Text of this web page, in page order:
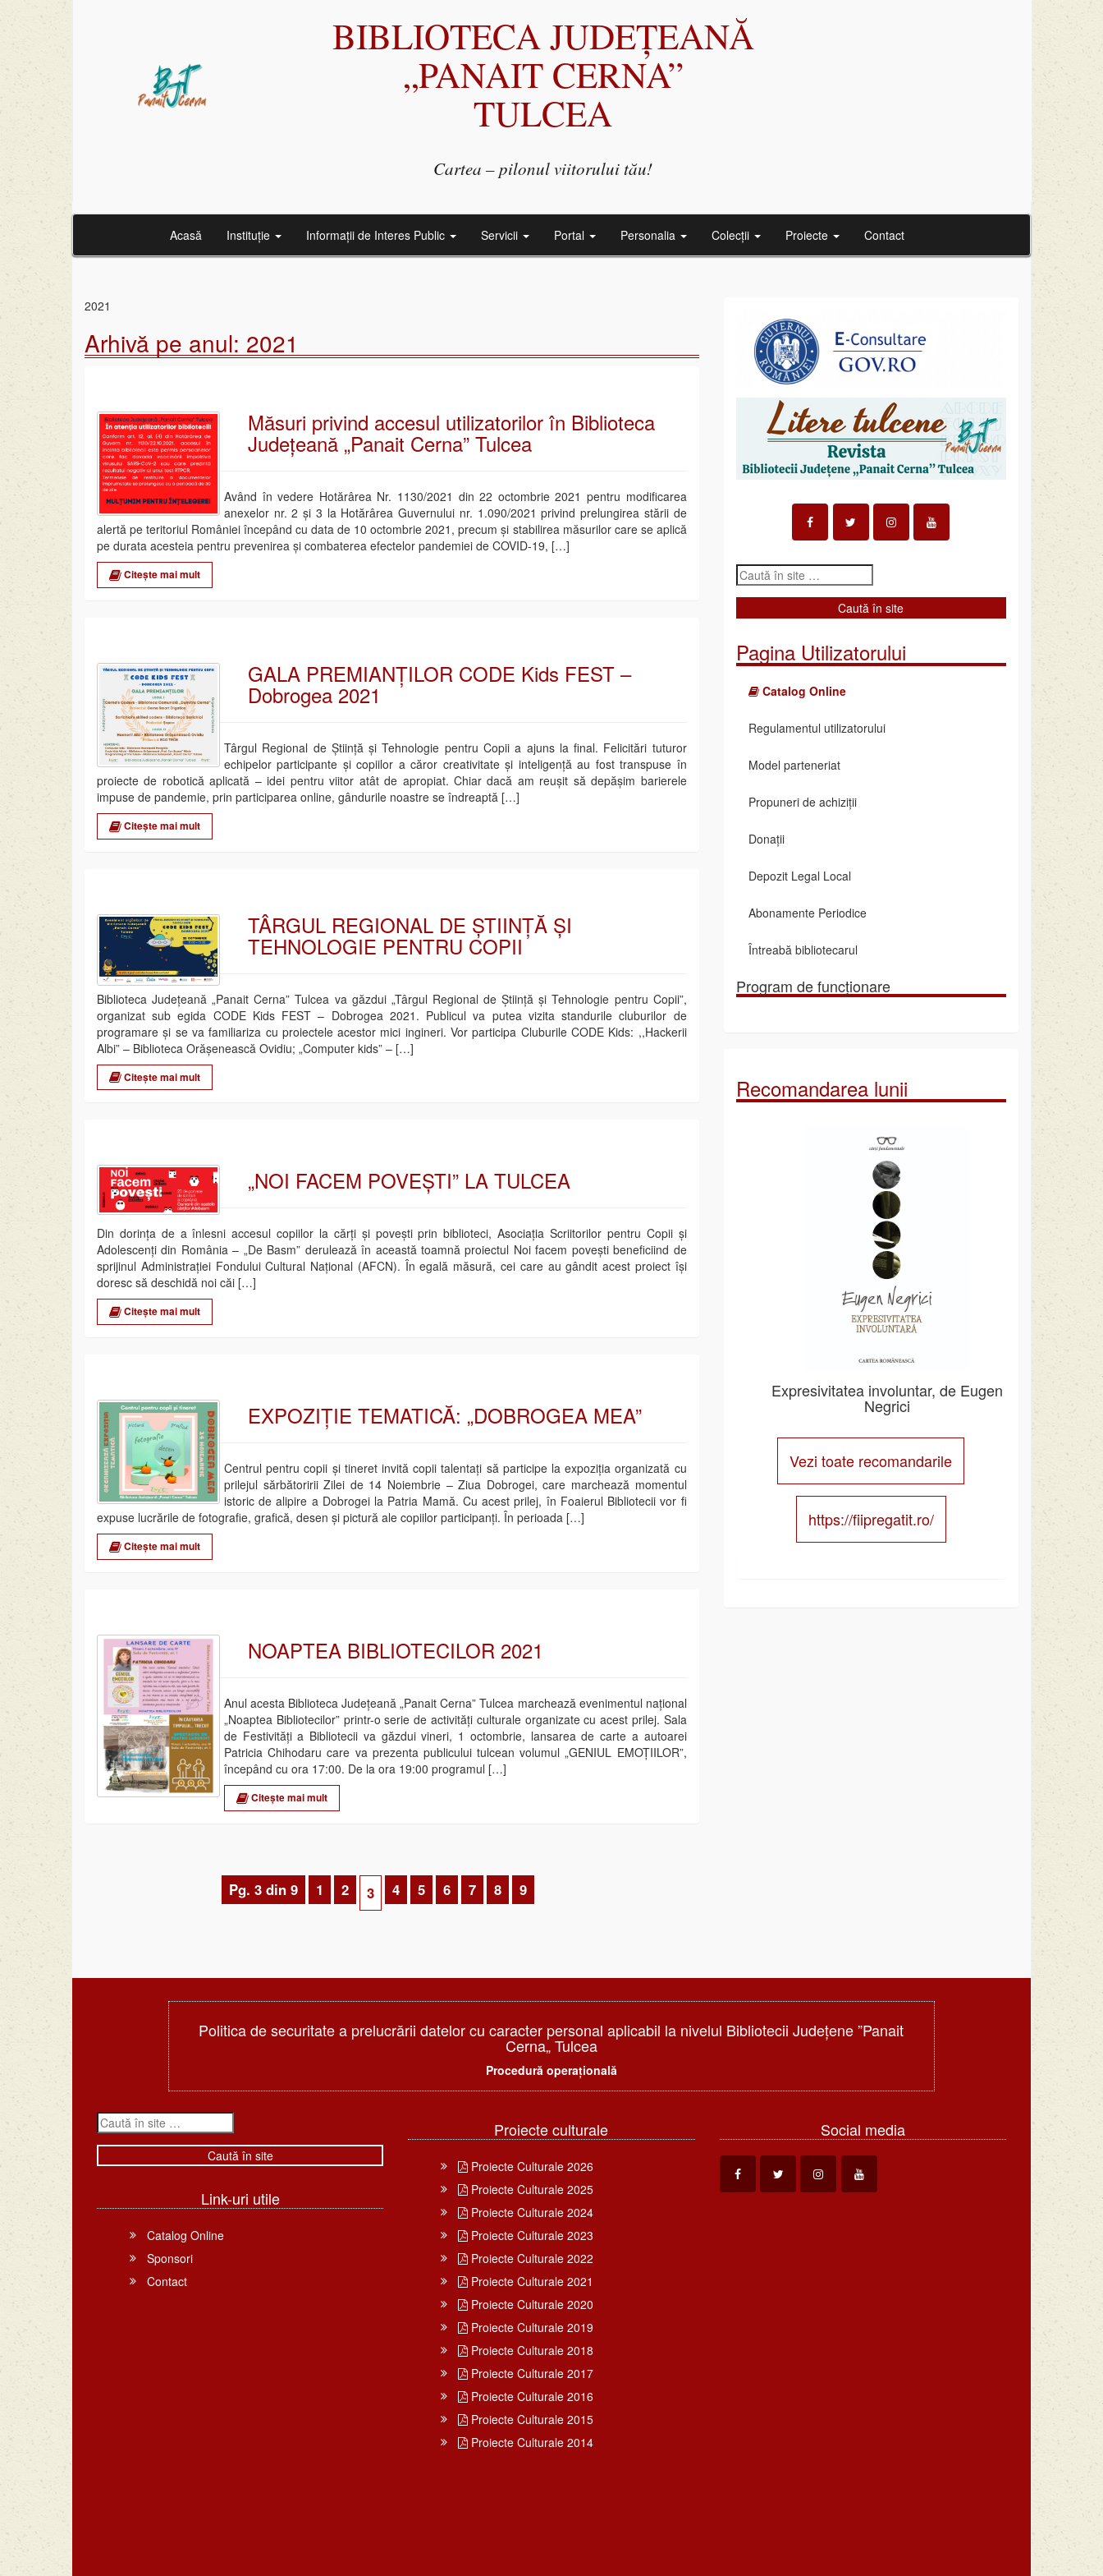
BIBLIOTECA JUDEȚEANĂ
„PANAIT CERNA”
TULCEA
Cartea – pilonul viitorului tău!
Acasă Instituție Informații de Interes Public Servicii Portal Personalia Colecții Proiecte Contact
2021
Arhivă pe anul: 2021
Măsuri privind accesul utilizatorilor în Biblioteca
Județeană „Panait Cerna” Tulcea
Având în vedere Hotărârea Nr. 1130/2021 din 22 octombrie 2021 pentru modificarea
anexelor nr. 2 şi 3 la Hotărârea Guvernului nr. 1.090/2021 privind prelungirea stării de
alertă pe teritoriul României începând cu data de 10 octombrie 2021, precum şi stabilirea măsurilor care se aplică
pe durata acesteia pentru prevenirea şi combaterea efectelor pandemiei de COVID-19, […]
Citește mai mult
GALA PREMIANȚILOR CODE Kids FEST –
Dobrogea 2021
Târgul Regional de Știință și Tehnologie pentru Copii a ajuns la final. Felicitări tuturor
echipelor participante și copiilor a căror creativitate și inteligență au fost transpuse în
proiecte de robotică aplicată – idei pentru viitor atât de apropiat. Chiar dacă am reușit să depășim barierele
impuse de pandemie, prin participarea online, gândurile noastre se îndreaptă […]
Citește mai mult
TÂRGUL REGIONAL DE ȘTIINȚĂ ȘI
TEHNOLOGIE PENTRU COPII
Biblioteca Județeană „Panait Cerna” Tulcea va găzdui „Târgul Regional de Știință și Tehnologie pentru Copii”,
organizat sub egida CODE Kids FEST – Dobrogea 2021. Publicul va putea vizita standurile cluburilor de
programare și se va familiariza cu proiectele acestor mici ingineri. Vor participa Cluburile CODE Kids: ,,Hackerii
Albi” – Biblioteca Orășenească Ovidiu; „Computer kids” – […]
Citește mai mult
„NOI FACEM POVEȘTI” LA TULCEA
Din dorința de a înlesni accesul copiilor la cărți și povești prin biblioteci, Asociația Scriitorilor pentru Copii și
Adolescenți din România – „De Basm” derulează în această toamnă proiectul Noi facem povești beneficiind de
sprijinul Administrației Fondului Cultural Național (AFCN). În egală măsură, cei care au gândit acest proiect își
doresc să deschidă noi căi […]
Citește mai mult
EXPOZIȚIE TEMATICĂ: „DOBROGEA MEA”
Centrul pentru copii și tineret invită copii talentați să participe la expoziția organizată cu
prilejul sărbătoririi Zilei de 14 Noiembrie – Ziua Dobrogei, care marchează momentul
istoric de alipire a Dobrogei la Patria Mamă. Cu acest prilej, în Foaierul Bibliotecii vor fi
expuse lucrările de fotografie, grafică, desen și pictură ale copiilor participanți. În perioada […]
Citește mai mult
NOAPTEA BIBLIOTECILOR 2021
Anul acesta Biblioteca Județeană „Panait Cerna” Tulcea marchează evenimentul național
„Noaptea Bibliotecilor” printr-o serie de activități culturale organizate cu acest prilej. Sala
de Festivități a Bibliotecii va găzdui vineri, 1 octombrie, lansarea de carte a autoarei
Patricia Chihodaru care va prezenta publicului tulcean volumul „GENIUL EMOȚIILOR”,
începând cu ora 17:00. De la ora 19:00 programul […]
Citește mai mult
Pg. 3 din 9 1 2 3 4 5 6 7 8 9
Pagina Utilizatorului
Catalog Online
Regulamentul utilizatorului
Model parteneriat
Propuneri de achiziții
Donații
Depozit Legal Local
Abonamente Periodice
Întreabă bibliotecarul
Program de funcționare
Recomandarea lunii
Expresivitatea involuntar, de Eugen
Negrici
Vezi toate recomandarile
https://fiipregatit.ro/
Politica de securitate a prelucrării datelor cu caracter personal aplicabil la nivelul Bibliotecii Judeţene ”Panait
Cerna„ Tulcea
Procedură operațională
Link-uri utile
Catalog Online
Sponsori
Contact
Proiecte culturale
Proiecte Culturale 2026
Proiecte Culturale 2025
Proiecte Culturale 2024
Proiecte Culturale 2023
Proiecte Culturale 2022
Proiecte Culturale 2021
Proiecte Culturale 2020
Proiecte Culturale 2019
Proiecte Culturale 2018
Proiecte Culturale 2017
Proiecte Culturale 2016
Proiecte Culturale 2015
Proiecte Culturale 2014
Social media